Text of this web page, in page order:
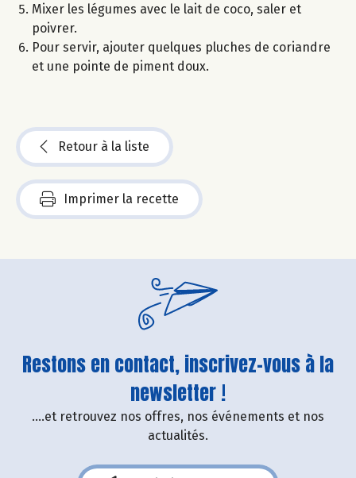
Mixer les légumes avec le lait de coco, saler et
poivrer.
Pour servir, ajouter quelques pluches de coriandre
et une pointe de piment doux.
Retour à la liste
Imprimer la recette
Restons en contact, inscrivez-vous à la
newsletter !
....et retrouvez nos offres, nos événements et nos
actualités.